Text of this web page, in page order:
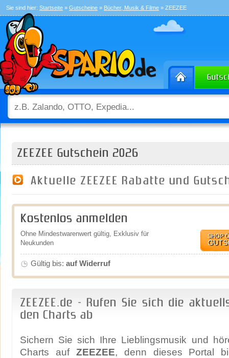
Sie sind hier: Startseite » Gutscheine » Bücher, Musik & Filme » ZEEZEE
ZEEZEE Gutschein 2026
Aktuelle ZEEZEE Rabatte und
Kostenlos anmelden
Ohne Mindestwarenwert gültig, Exklusiv für
Neukunden
SHOP
Gültig bis: auf Widerruf
ZEEZEE.de - Rufen Sie sich die
den Charts ab
Sichern Sie sich Ihre Lieblingsmusik und
Charts auf ZEEZEE, denn dieses Portal